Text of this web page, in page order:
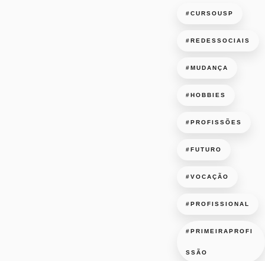
#CURSOUSP
#REDESSOCIAIS
#MUDANÇA
#HOBBIES
#PROFISSÕES
#FUTURO
#VOCAÇÃO
#PROFISSIONAL
#PRIMEIRAPROFI
SSÃO